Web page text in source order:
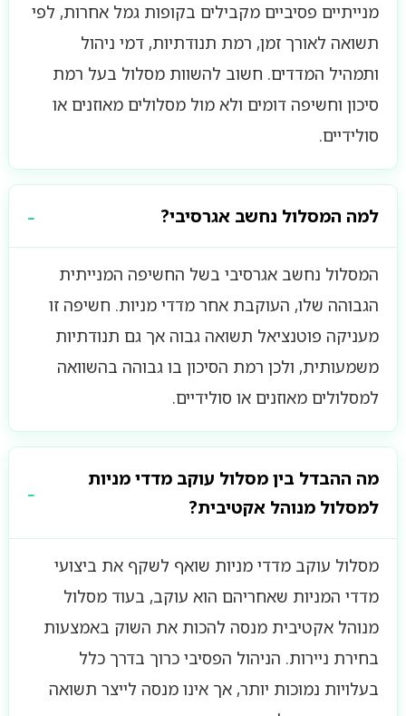
מנייתיים פסיביים מקבילים בקופות גמל אחרות, לפי
תשואה לאורך זמן, רמת תנודתיות, דמי ניהול
ותמהיל המדדים. חשוב להשוות מסלול בעל רמת
סיכון וחשיפה דומים ולא מול מסלולים מאוזנים או
סולידיים.
למה המסלול נחשב אגרסיבי?
המסלול נחשב אגרסיבי בשל החשיפה המנייתית
הגבוהה שלו, העוקבת אחר מדדי מניות. חשיפה זו
מעניקה פוטנציאל תשואה גבוה אך גם תנודתיות
משמעותית, ולכן רמת הסיכון בו גבוהה בהשוואה
למסלולים מאוזנים או סולידיים.
מה ההבדל בין מסלול עוקב מדדי מניות
למסלול מנוהל אקטיבית?
מסלול עוקב מדדי מניות שואף לשקף את ביצועי
מדדי המניות שאחריהם הוא עוקב, בעוד מסלול
מנוהל אקטיבית מנסה להכות את השוק באמצעות
בחירת ניירות. הניהול הפסיבי כרוך בדרך כלל
בעלויות נמוכות יותר, אך אינו מנסה לייצר תשואה